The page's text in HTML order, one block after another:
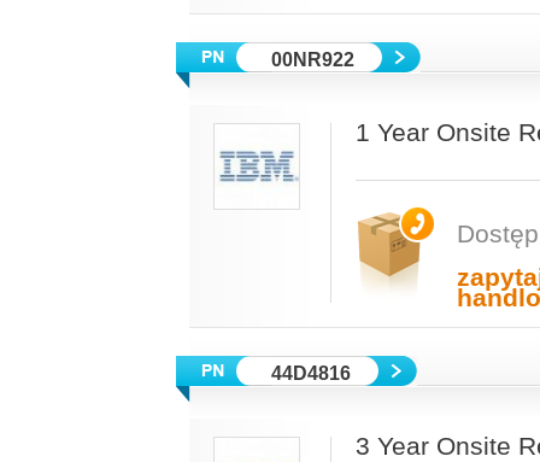
00NR922
1 Year Onsite
44D4816
3 Year Onsite